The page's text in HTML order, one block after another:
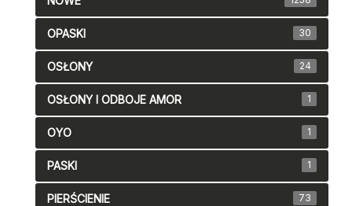
OPASKI 30
OSŁONY 24
OSŁONY I ODBOJE AMOR 1
OYO 1
PASKI 1
PIERŚCIENIE 73